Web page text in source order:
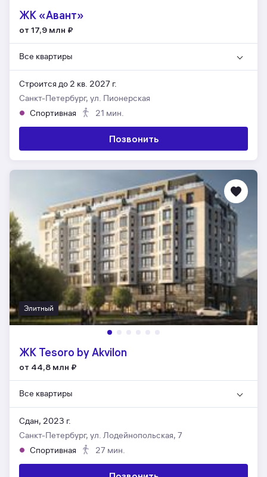
ЖК «Авант»
от 17,9 млн ₽
Все квартиры
Строится до 2 кв. 2027 г.
Санкт-Петербург, ул. Пионерская
Спортивная
21 мин.
Позвонить
Элитный
ЖК Tesoro by Akvilon
от 44,8 млн ₽
Все квартиры
Сдан, 2023 г.
Санкт-Петербург, ул. Лодейнопольская, 7
Спортивная
27 мин.